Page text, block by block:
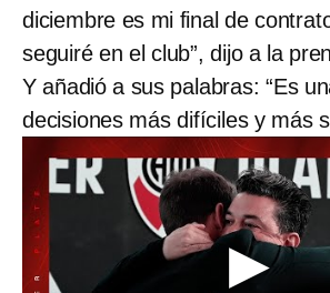
diciembre es mi final de
seguiré en el club”, dijo a la
Y añadió a sus palabras: “Es
decisiones más difíciles y más